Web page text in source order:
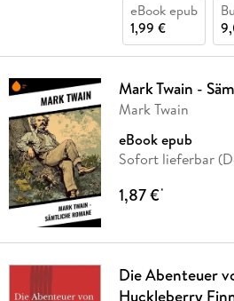
eBook epub
1,99 €
Mark Twain -
Mark Twain
eBook epub
Sofort lieferbar
1,87 €*
Die Abenteuer
Huckleberry